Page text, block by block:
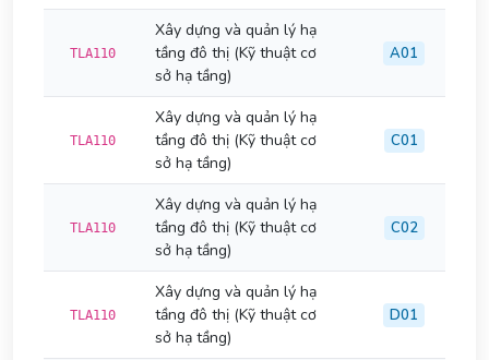
TLA110
Xây dựng và quản lý hạ
tầng đô thị (Kỹ thuật cơ
sở hạ tầng)
A01
TLA110
Xây dựng và quản lý hạ
tầng đô thị (Kỹ thuật cơ
sở hạ tầng)
C01
TLA110
Xây dựng và quản lý hạ
tầng đô thị (Kỹ thuật cơ
sở hạ tầng)
C02
TLA110
Xây dựng và quản lý hạ
tầng đô thị (Kỹ thuật cơ
sở hạ tầng)
D01